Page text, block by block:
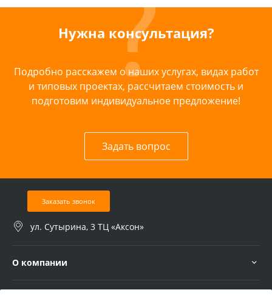
Нужна консультация?
Подробно расскажем о наших услугах, видах работ
и типовых проектах, рассчитаем стоимость и
подготовим индивидуальное предложение!
Задать вопрос
Заказать звонок
ул. Сутырина, 3 ТЦ «Аксон»
О компании